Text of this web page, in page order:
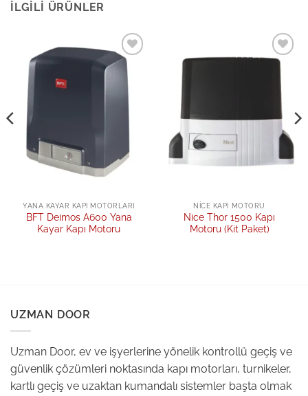
İLGILI ÜRÜNLER
Add to
wishlist
YANA KAYAR KAPI MOTORLARI
BFT Deimos A600 Yana
Kayar Kapı Motoru
Add to
wishlist
NICE KAPI MOTORU
Nice Thor 1500 Kapı
Motoru (Kit Paket)
UZMAN DOOR
Uzman Door, ev ve işyerlerine yönelik kontrollü geçiş ve
güvenlik çözümleri noktasında kapı motorları, turnikeler,
kartlı geçiş ve uzaktan kumandalı sistemler başta olmak